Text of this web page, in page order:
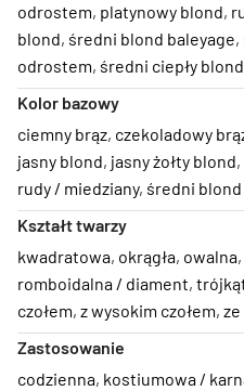
odrostem, platynowy blond,
blond, średni blond baleyage,
odrostem, średni ciepły blond
Kolor bazowy
ciemny brąz, czekoladowy
jasny blond, jasny żołty blond,
rudy / miedziany, średni blond
Kształt twarzy
kwadratowa, okrągła, owalna,
romboidalna / diament,
czołem, z wysokim czołem,
Zastosowanie
codzienna, kostiumowa /